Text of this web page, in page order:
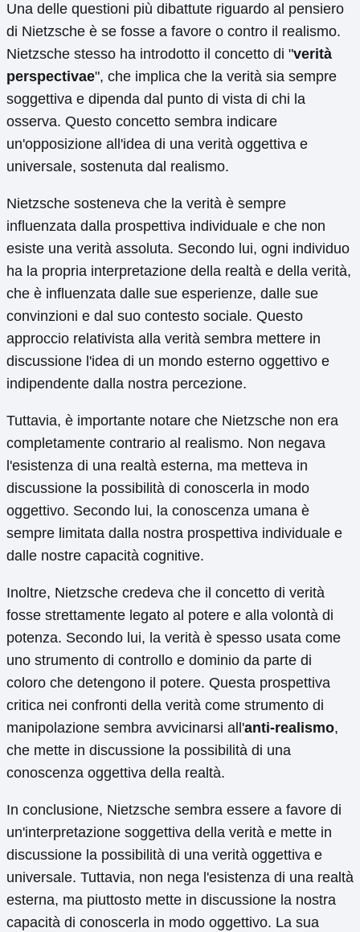
Una delle questioni più dibattute riguardo al pensiero
di Nietzsche è se fosse a favore o contro il realismo.
Nietzsche stesso ha introdotto il concetto di "verità
perspectivae", che implica che la verità sia sempre
soggettiva e dipenda dal punto di vista di chi la
osserva. Questo concetto sembra indicare
un'opposizione all'idea di una verità oggettiva e
universale, sostenuta dal realismo.
Nietzsche sosteneva che la verità è sempre
influenzata dalla prospettiva individuale e che non
esiste una verità assoluta. Secondo lui, ogni individuo
ha la propria interpretazione della realtà e della verità,
che è influenzata dalle sue esperienze, dalle sue
convinzioni e dal suo contesto sociale. Questo
approccio relativista alla verità sembra mettere in
discussione l'idea di un mondo esterno oggettivo e
indipendente dalla nostra percezione.
Tuttavia, è importante notare che Nietzsche non era
completamente contrario al realismo. Non negava
l'esistenza di una realtà esterna, ma metteva in
discussione la possibilità di conoscerla in modo
oggettivo. Secondo lui, la conoscenza umana è
sempre limitata dalla nostra prospettiva individuale e
dalle nostre capacità cognitive.
Inoltre, Nietzsche credeva che il concetto di verità
fosse strettamente legato al potere e alla volontà di
potenza. Secondo lui, la verità è spesso usata come
uno strumento di controllo e dominio da parte di
coloro che detengono il potere. Questa prospettiva
critica nei confronti della verità come strumento di
manipolazione sembra avvicinarsi all'anti-realismo,
che mette in discussione la possibilità di una
conoscenza oggettiva della realtà.
In conclusione, Nietzsche sembra essere a favore di
un'interpretazione soggettiva della verità e mette in
discussione la possibilità di una verità oggettiva e
universale. Tuttavia, non nega l'esistenza di una realtà
esterna, ma piuttosto mette in discussione la nostra
capacità di conoscerla in modo oggettivo. La sua